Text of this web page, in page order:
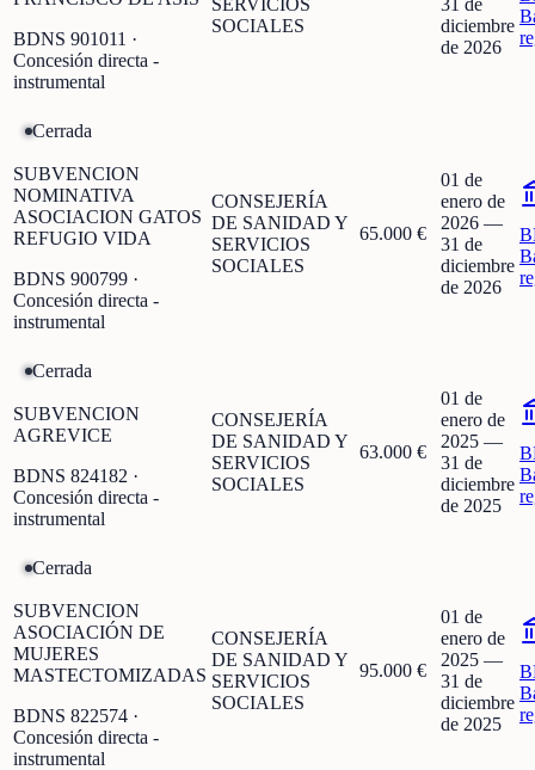
BDNS 901011 ·
Concesión directa -
instrumental
SERVICIOS
SOCIALES
31 de
diciembre
de 2026
Cerrada
SUBVENCION
NOMINATIVA
ASOCIACION GATOS
REFUGIO VIDA
BDNS 900799 ·
Concesión directa -
instrumental
CONSEJERÍA
DE SANIDAD Y
SERVICIOS
SOCIALES
65.000 €
01 de
enero de
2026 —
31 de
diciembre
de 2026
Cerrada
SUBVENCION
AGREVICE
BDNS 824182 ·
Concesión directa -
instrumental
CONSEJERÍA
DE SANIDAD Y
SERVICIOS
SOCIALES
63.000 €
01 de
enero de
2025 —
31 de
diciembre
de 2025
Cerrada
SUBVENCION
ASOCIACIÓN DE
MUJERES
MASTECTOMIZADAS
BDNS 822574 ·
Concesión directa -
instrumental
CONSEJERÍA
DE SANIDAD Y
SERVICIOS
SOCIALES
95.000 €
01 de
enero de
2025 —
31 de
diciembre
de 2025